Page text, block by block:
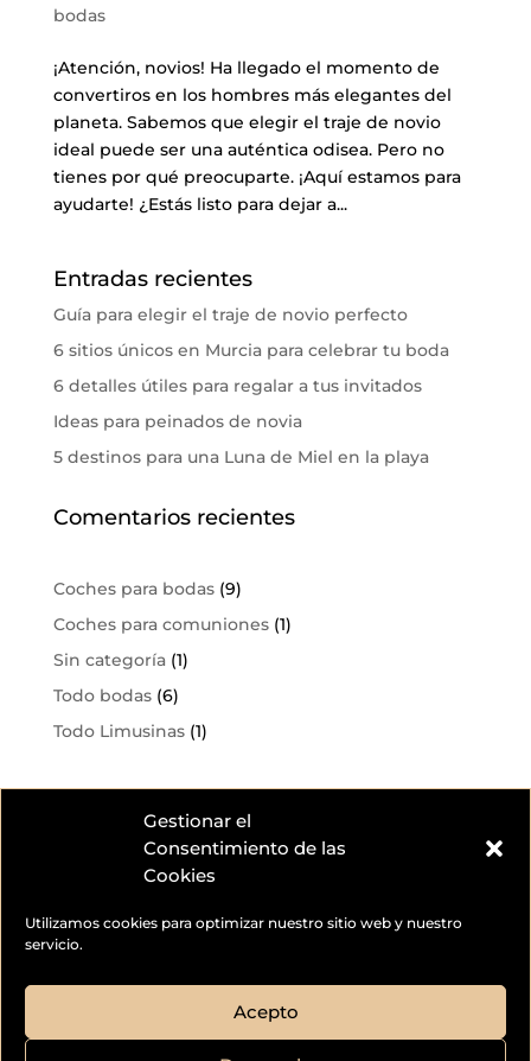
Gestionar el
Consentimiento de las
Cookies
Utilizamos cookies para optimizar nuestro sitio web y nuestro
servicio.
Acepto
bodas
¡Atención, novios! Ha llegado el momento de
convertiros en los hombres más elegantes del
planeta. Sabemos que elegir el traje de novio
ideal puede ser una auténtica odisea. Pero no
tienes por qué preocuparte. ¡Aquí estamos para
ayudarte! ¿Estás listo para dejar a...
Entradas recientes
Guía para elegir el traje de novio perfecto
6 sitios únicos en Murcia para celebrar tu boda
6 detalles útiles para regalar a tus invitados
Ideas para peinados de novia
5 destinos para una Luna de Miel en la playa
Comentarios recientes
Coches para bodas(9)
Coches para comuniones(1)
Sin categoría(1)
Todo bodas(6)
Todo Limusinas(1)
Limousine CC - Todos los Derechos